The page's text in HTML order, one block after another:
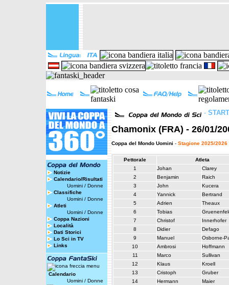
Notizie
Calendario/Risultati
Uomini / Donne
Classifiche
Uomini / Donne
Atleti
Uomini / Donne
Coppa Nazioni
Località
Dati Storici
Lo Sci in TV
Links
Calendario
Uomini / Donne
-
Chamonix (FRA) - 26/01/
Coppa del Mondo Uomini - Stagione 2025/2026
Pettorale
Atleta
1
Johan
Clarey
2
Benjamin
Raich
3
John
Kucera
4
Yannick
Bertrand
5
Adrien
Theaux
6
Tobias
7
Christof
Innerhofer
8
Didier
Defago
9
Manuel
Osborne-
10
Ambrosi
Hoffmann
11
Marco
Sullivan
12
Klaus
Kroell
13
Cristoph
Gruber
14
Hermann
Maier